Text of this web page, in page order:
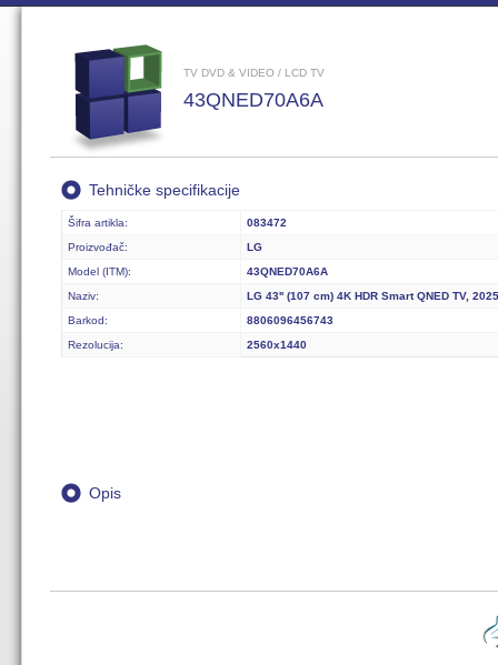
TV DVD & VIDEO / LCD TV
43QNED70A6A
Tehničke specifikacije
Šifra artikla:
083472
Proizvođač:
LG
Model (ITM):
43QNED70A6A
Naziv:
LG 43'' (107 cm) 4K HDR Smart QNED TV,
Barkod:
8806096456743
Rezolucija:
2560x1440
Opis